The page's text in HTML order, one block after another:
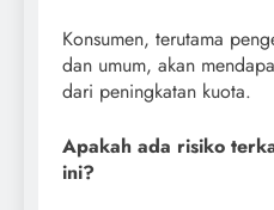
Konsumen, terutama
dan umum, akan
dari peningkatan kuota.
Apakah ada risiko
ini?